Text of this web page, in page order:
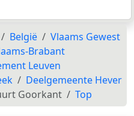
België
Vlaams Gewest
Brabant
Leuven
Deelgemeente Hever
Goorkant Top